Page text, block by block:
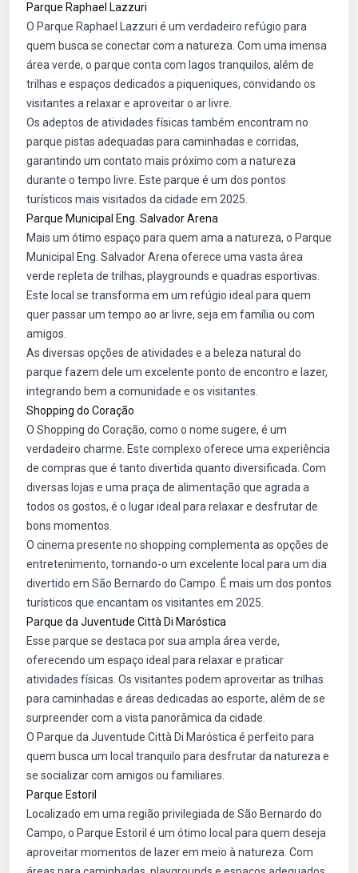
Parque Raphael Lazzuri
O Parque Raphael Lazzuri é um verdadeiro refúgio para
quem busca se conectar com a natureza. Com uma imensa
área verde, o parque conta com lagos tranquilos, além de
trilhas e espaços dedicados a piqueniques, convidando os
visitantes a relaxar e aproveitar o ar livre.
Os adeptos de atividades físicas também encontram no
parque pistas adequadas para caminhadas e corridas,
garantindo um contato mais próximo com a natureza
durante o tempo livre. Este parque é um dos pontos
turísticos mais visitados da cidade em 2025.
Parque Municipal Eng. Salvador Arena
Mais um ótimo espaço para quem ama a natureza, o Parque
Municipal Eng. Salvador Arena oferece uma vasta área
verde repleta de trilhas, playgrounds e quadras esportivas.
Este local se transforma em um refúgio ideal para quem
quer passar um tempo ao ar livre, seja em família ou com
amigos.
As diversas opções de atividades e a beleza natural do
parque fazem dele um excelente ponto de encontro e lazer,
integrando bem a comunidade e os visitantes.
Shopping do Coração
O Shopping do Coração, como o nome sugere, é um
verdadeiro charme. Este complexo oferece uma experiência
de compras que é tanto divertida quanto diversificada. Com
diversas lojas e uma praça de alimentação que agrada a
todos os gostos, é o lugar ideal para relaxar e desfrutar de
bons momentos.
O cinema presente no shopping complementa as opções de
entretenimento, tornando-o um excelente local para um dia
divertido em São Bernardo do Campo. É mais um dos pontos
turísticos que encantam os visitantes em 2025.
Parque da Juventude Città Di Maróstica
Esse parque se destaca por sua ampla área verde,
oferecendo um espaço ideal para relaxar e praticar
atividades físicas. Os visitantes podem aproveitar as trilhas
para caminhadas e áreas dedicadas ao esporte, além de se
surpreender com a vista panorâmica da cidade.
O Parque da Juventude Città Di Maróstica é perfeito para
quem busca um local tranquilo para desfrutar da natureza e
se socializar com amigos ou familiares.
Parque Estoril
Localizado em uma região privilegiada de São Bernardo do
Campo, o Parque Estoril é um ótimo local para quem deseja
aproveitar momentos de lazer em meio à natureza. Com